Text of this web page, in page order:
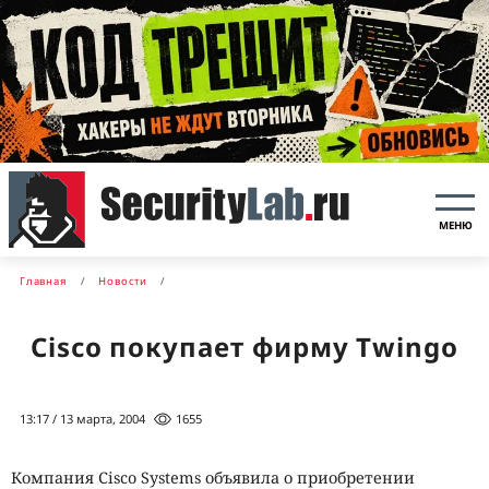
МЕНЮ
Главная Новости
Cisco покупает фирму Twingo
13:17 / 13 марта, 2004 1655
Компания Cisco Systems объявила о приобретении